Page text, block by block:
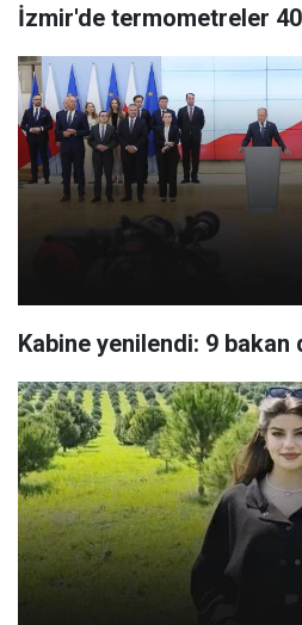
İzmir'de termometreler
Kabine yenilendi: 9 bakan